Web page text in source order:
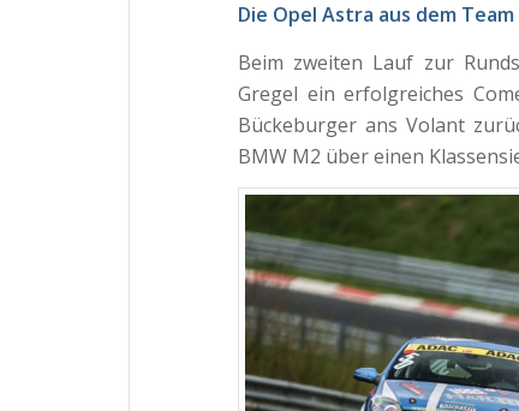
Die Opel Astra aus dem
Beim zweiten Lauf zur
Gregel ein erfolgreiches
Bückeburger ans Volant
BMW M2 über einen